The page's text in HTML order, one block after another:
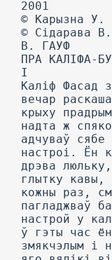
2001
© Карызна У.
© Сідарава
В. ГАУФ
ПРА КАЛІФА-
I
Каліф Фасад
вечар
крыху
надта ж
адчуваў сябе
настроі. Ён
дрэва
глытку
кожны раз,
пагладжваў
настрой у
ў гэты час
змякчэлым і